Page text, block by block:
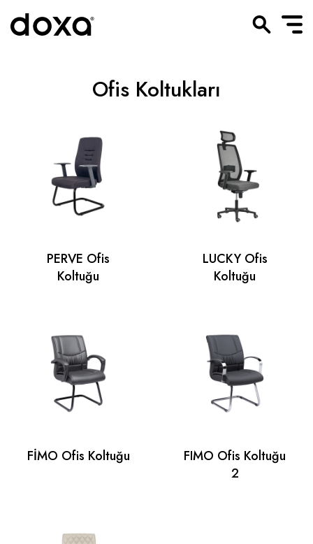
Ofis Koltukları
PERVE Ofis
Koltuğu
LUCKY Ofis
Koltuğu
FİMO Ofis Koltuğu
FIMO Ofis Koltuğu
2